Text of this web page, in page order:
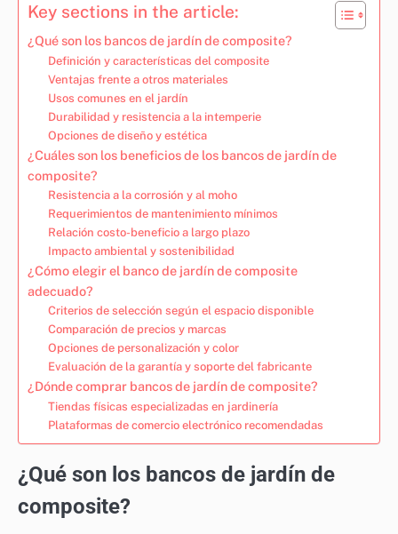
Key sections in the article:
¿Qué son los bancos de jardín de composite?
Definición y características del composite
Ventajas frente a otros materiales
Usos comunes en el jardín
Durabilidad y resistencia a la intemperie
Opciones de diseño y estética
¿Cuáles son los beneficios de los bancos de jardín de
composite?
Resistencia a la corrosión y al moho
Requerimientos de mantenimiento mínimos
Relación costo-beneficio a largo plazo
Impacto ambiental y sostenibilidad
¿Cómo elegir el banco de jardín de composite
adecuado?
Criterios de selección según el espacio disponible
Comparación de precios y marcas
Opciones de personalización y color
Evaluación de la garantía y soporte del fabricante
¿Dónde comprar bancos de jardín de composite?
Tiendas físicas especializadas en jardinería
Plataformas de comercio electrónico recomendadas
¿Qué son los bancos de jardín de
composite?